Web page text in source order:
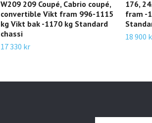
W209 209 Coupé, Cabrio coupé,
convertible Vikt fram 996-1115
kg Vikt bak -1170 kg Standard
chassi
17 330 kr
176,
fram -
18 900